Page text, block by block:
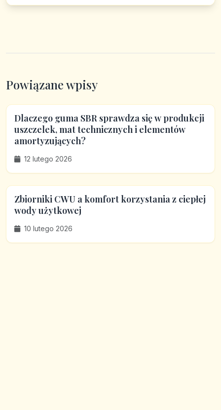
Powiązane wpisy
Dlaczego guma SBR sprawdza się w produkcji
uszczelek, mat technicznych i elementów
amortyzujących?
12 lutego 2026
Zbiorniki CWU a komfort korzystania z ciepłej
wody użytkowej
10 lutego 2026